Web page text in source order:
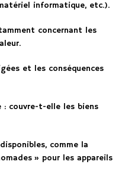
informatique, etc.).
concernant les
et les conséquences
couvre-t-elle les biens
comme la
» pour les appareils